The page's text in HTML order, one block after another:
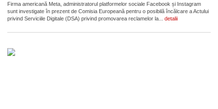
Firma americană Meta, administratorul platformelor sociale Facebook și Instagram
sunt investigate în prezent de Comisia Europeană pentru o posibilă încălcare a Actului
privind Serviciile Digitale (DSA) privind promovarea reclamelor la... detalii